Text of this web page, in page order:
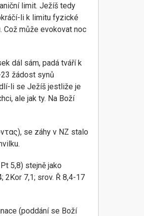
limit. Ježíš tedy
li k limitu fyzické
Což může evokovat noc
dál sám, padá tváří k
žádost synů
li se Ježíš jestliže je
ale jak ty. Na Boží
se záhy v NZ stalo
5,8) stejně jako
2Kor 7,1; srov. Ř 8,4-17
(poddání se Boží